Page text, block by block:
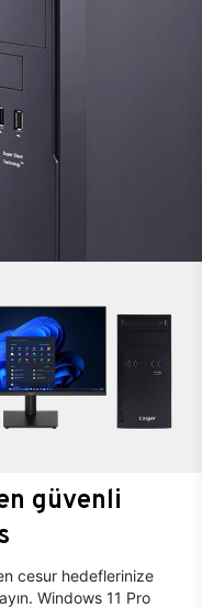
güvenli
cesur hedeflerinize
Windows 11 Pro